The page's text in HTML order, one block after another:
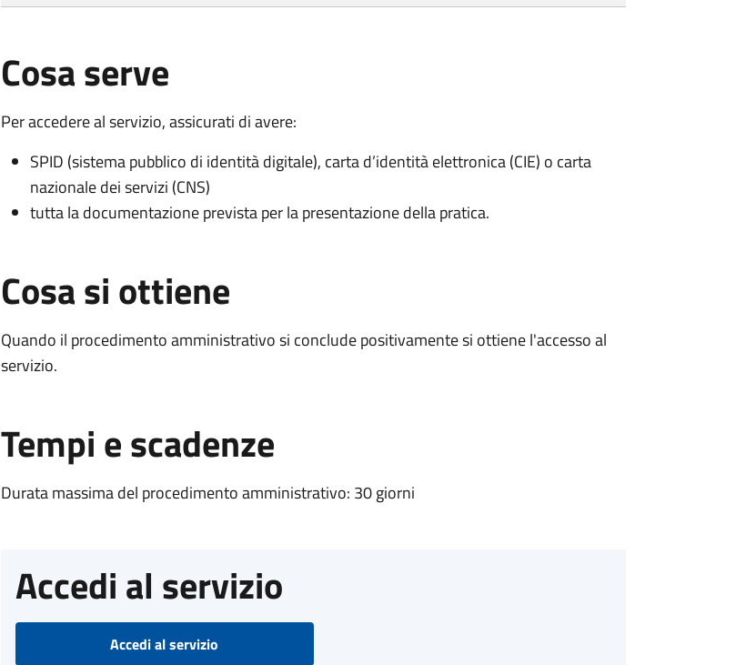
Cosa serve
Per accedere al servizio, assicurati di avere:
SPID (sistema pubblico di identità digitale), carta d’identità elettronica (CIE) o carta
nazionale dei servizi (CNS)
tutta la documentazione prevista per la presentazione della pratica.
Cosa si ottiene
Quando il procedimento amministrativo si conclude positivamente si ottiene l'accesso al
servizio.
Tempi e scadenze
Durata massima del procedimento amministrativo: 30 giorni
Accedi al servizio
Accedi al servizio